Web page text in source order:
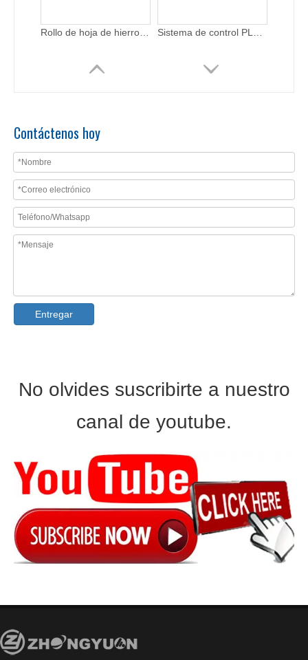
Máquina formadora de rollos de tejas escalonadas para paneles de techo Máquina formadora de rollos de techo de tejas metrocopo de metal con caja de cambios
Contáctenos hoy
Entregar
No olvides suscribirte a nuestro
canal de youtube.